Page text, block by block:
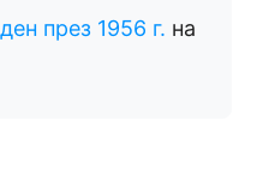
през 1956 г. на